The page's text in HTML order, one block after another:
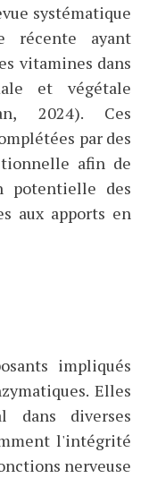
systématique
récente ayant
vitamines dans
et végétale
2024). Ces
par des
afin de
potentielle des
aux apports en
impliqués
Elles
dans diverses
l'intégrité
nerveuse